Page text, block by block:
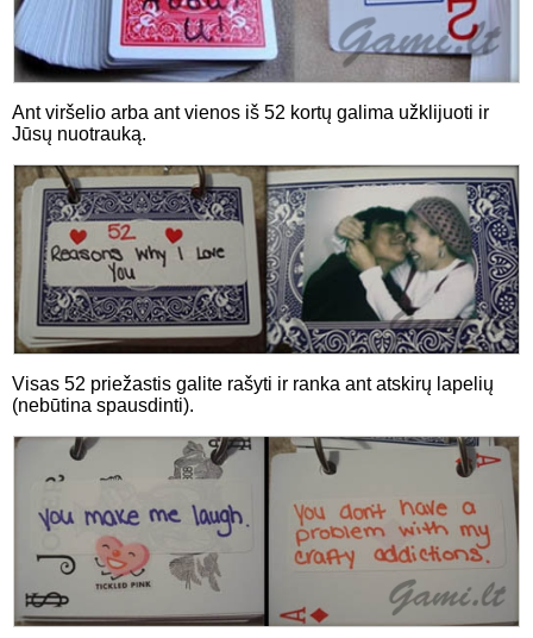
Ant viršelio arba ant vienos iš 52 kortų galima užklijuoti ir
Jūsų nuotrauką.
Visas 52 priežastis galite rašyti ir ranka ant atskirų lapelių
(nebūtina spausdinti).